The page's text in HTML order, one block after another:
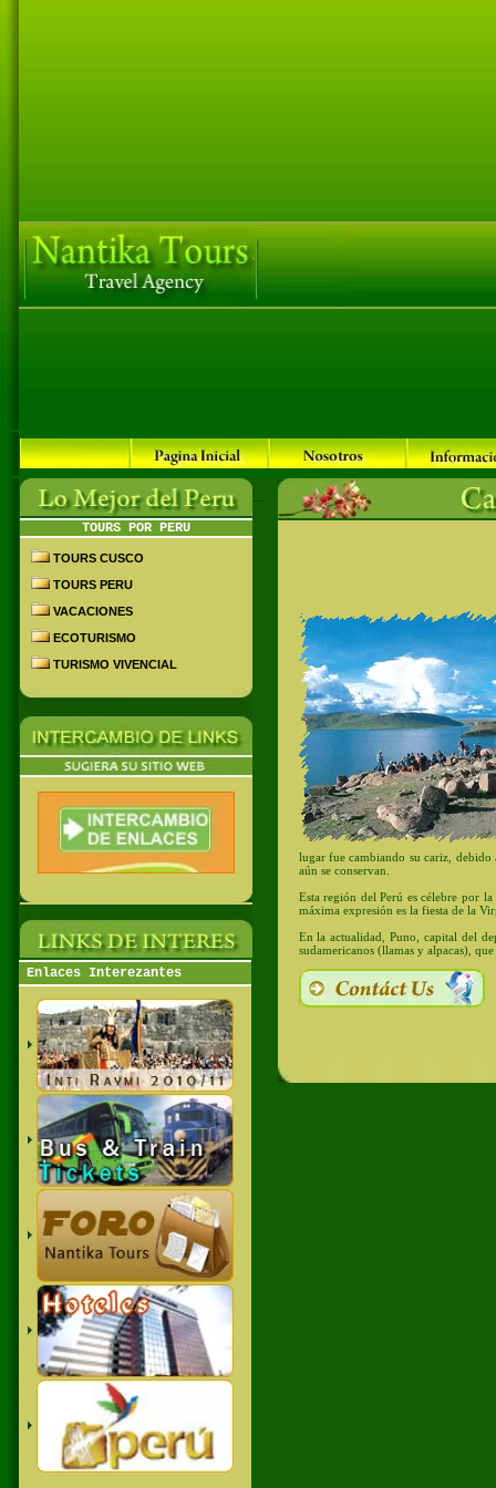
TOURS POR PERU
TOURS CUSCO
TOURS PERU
VACACIONES
ECOTURISMO
TURISMO VIVENCIAL
Enlaces Interezantes
lugar fue cambiando su cariz, debido
aún se conservan.
Esta región del Perú es célebre por
máxima expresión es la fiesta de la
En la actualidad, Puno, capital del
sudamericanos (llamas y alpacas),